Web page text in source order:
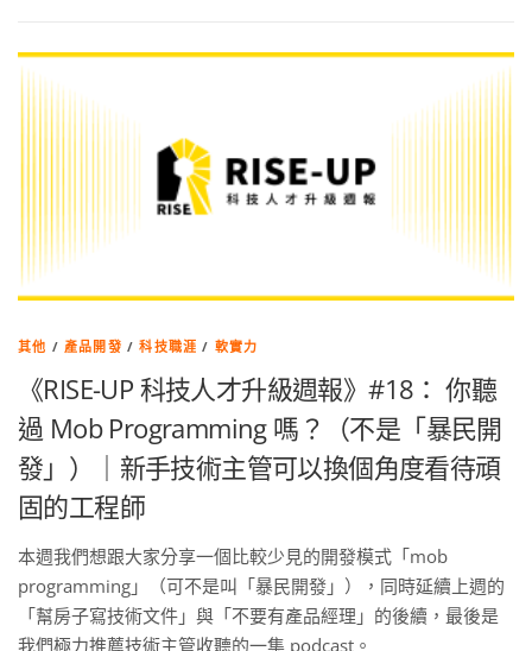
其他 /產品開發 /科技職涯 / 軟實力
《RISE-UP 科技人才升級週報》#18： 你聽
過 Mob Programming 嗎？（不是「暴民開
發」）｜新手技術主管可以換個角度看待頑
固的工程師
本週我們想跟大家分享一個比較少見的開發模式「mob
programming」（可不是叫「暴民開發」），同時延續上週的
「幫房子寫技術文件」與「不要有產品經理」的後續，最後是
我們極力推薦技術主管收聽的一集 podcast。